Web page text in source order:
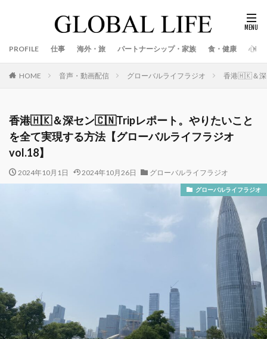
PROFILE 仕事 海外・旅 パートナーシップ・家族 食・健康 心
HOME 音声・動画配信 グローバルライフラジオ 香港🇭🇰＆深
香港🇭🇰＆深セン🇨🇳Tripレポート。やりたいこと
を全て実現する方法【グローバルライフラジオ
vol.18】
2024年10月1日 2024年10月26日 グローバルライフラジオ
グローバルライフラジオ